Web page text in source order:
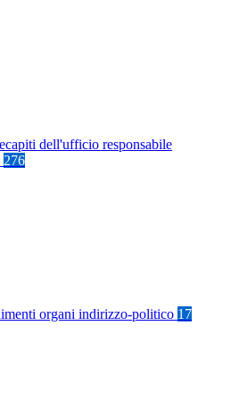
dell'ufficio responsabile
276
organi indirizzo-politico 17